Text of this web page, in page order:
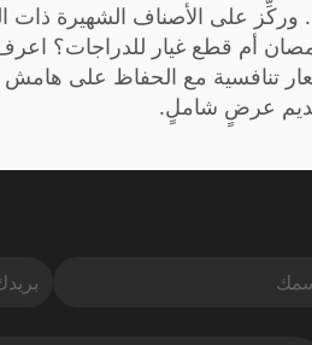
وركِّز على الأصناف الشهيرة ذات
أم قطع غيار للدراجات؟
تنافسية مع الحفاظ على هامش
عرضٍ شاملٍ.